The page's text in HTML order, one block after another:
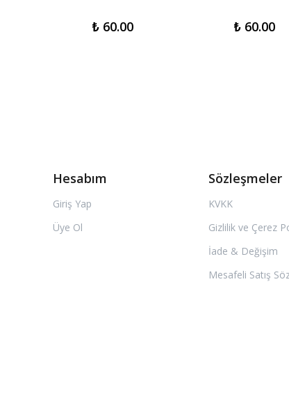
₺ 60.00 ₺ 60.00
Hesabım
Giriş Yap
Üye Ol
Sözleşmeler
KVKK
Gizlilik ve Çerez
İade & Değişim
Mesafeli Satış